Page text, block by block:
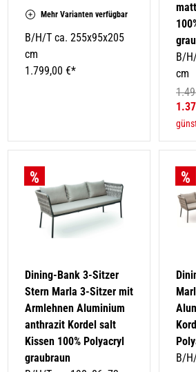
Mehr Varianten verfügbar
B/H/T ca. 255x95x205
cm
1.799,00 €*
B/
cm
Dining-Bank 3-Sitzer
Stern Marla 3-Sitzer mit
Armlehnen Aluminium
anthrazit Kordel salt
Kissen 100% Polyacryl
graubraun
B/